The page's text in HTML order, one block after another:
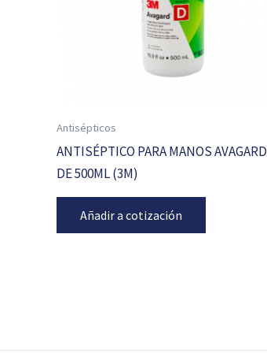
Antisépticos
ANTISÉPTICO PARA MANOS AVAGARD
DE 500ML (3M)
Añadir a cotización